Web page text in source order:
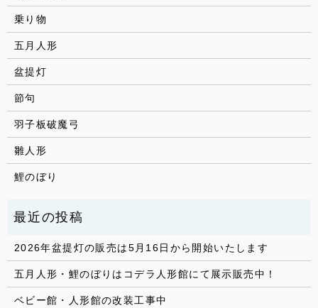
乗り物
五月人形
盆提灯
節句
羽子板破魔弓
雛人形
鯉のぼり
2026年盆提灯の販売は5月16日から開始いたします
五月人形・鯉のぼりはコデラ人形館にて展示販売中！
ベビー館・人形館の改装工事中